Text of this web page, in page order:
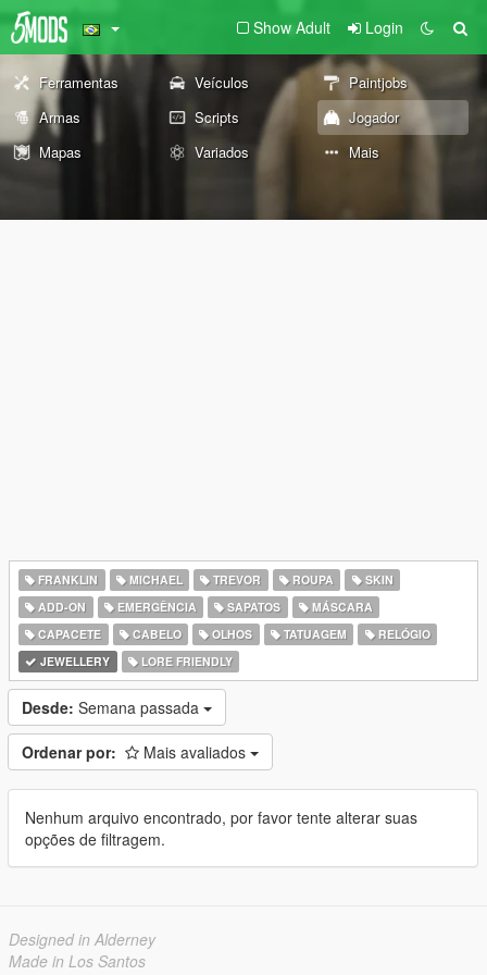
Show Adult Login
Ferramentas Veículos
Paintjobs
Armas
Scripts
Jogador
Mapas
Variados Mais
FRANKLIN MICHAEL TREVOR ROUPA
SKIN
ADD-ON
EMERGÊNCIA SAPATOS
MÁSCARA
CAPACETE
CABELO OLHOS TATUAGEM
RELÓGIO
JEWELLERY
LORE FRIENDLY
Desde: Semana passada
Ordenar por: Mais avaliados
Nenhum arquivo encontrado, por favor tente alterar suas
opções de filtragem.
Designed in Alderney
Made in Los Santos